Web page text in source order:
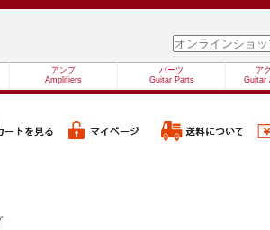
アンプ
Amplifiers
パーツ
Guitar Parts
ア
Guitar